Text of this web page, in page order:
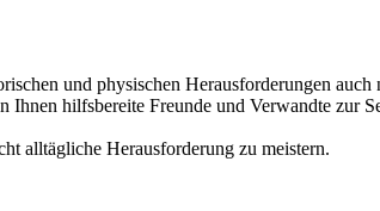
und physischen Herausforderungen auch
hilfsbereite Freunde und Verwandte zur
alltägliche Herausforderung zu meistern.